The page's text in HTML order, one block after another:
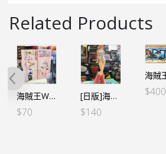
Related Products
海賊王WCF -蛋頭島篇 VOL.5 – 阿特拉斯（行）
$70
[日版]海賊王 DXF～THE GRANDLINE SERIES～蛋頭島 娜美（日）
$140
$400